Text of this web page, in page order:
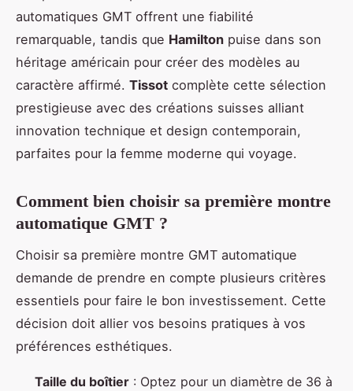
automatiques GMT offrent une fiabilité
remarquable, tandis que Hamilton puise dans son
héritage américain pour créer des modèles au
caractère affirmé. Tissot complète cette sélection
prestigieuse avec des créations suisses alliant
innovation technique et design contemporain,
parfaites pour la femme moderne qui voyage.
Comment bien choisir sa première montre
automatique GMT ?
Choisir sa première montre GMT automatique
demande de prendre en compte plusieurs critères
essentiels pour faire le bon investissement. Cette
décision doit allier vos besoins pratiques à vos
préférences esthétiques.
Taille du boîtier : Optez pour un diamètre de 36 à